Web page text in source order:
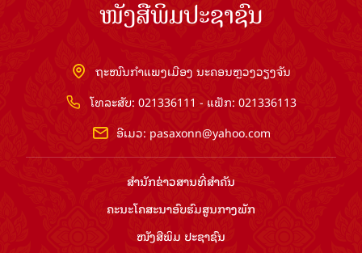
ໜັງສືພິມປະຊາຊົນ
ຖະໜົນກຳແພງເມືອງ ນະຄອນຫຼວງວຽງຈັນ
ໂທລະສັບ: 021336111 - ແຟັກ: 021336113
ອີເມວ: pasaxonn@yahoo.com
ສຳ​ນັກ​ຂ່າວ​ສານ​ທີ່​ສຳ​ຄັນ​
ຄະນະໂຄສະນາອົບຮົມ​ສູນ​ກາງ​ພັກ
ໜັງສືພິມ ປະ​ຊາ​ຊົນ